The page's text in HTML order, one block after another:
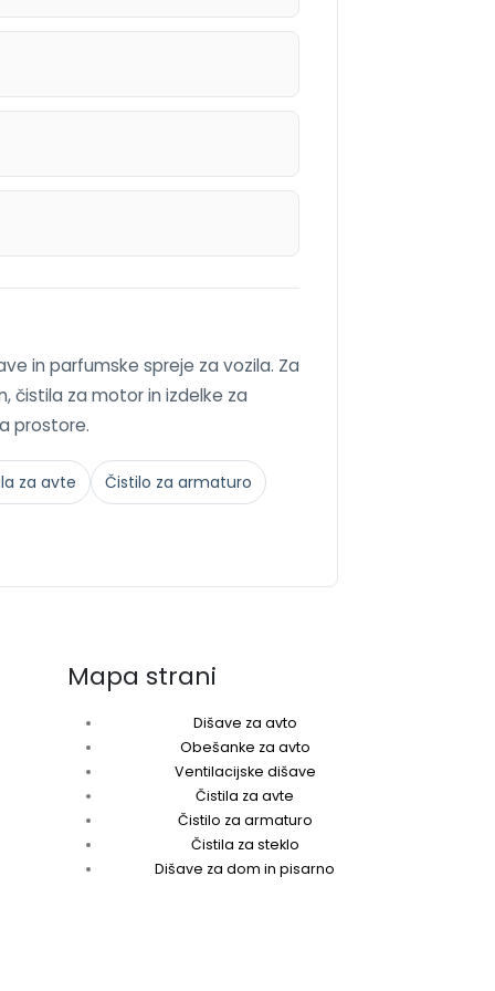
in parfumske spreje za vozila. Za
čistila za motor in izdelke za
prostore.
za avte Čistilo za armaturo
Mapa strani
Dišave za avto
Obešanke za avto
Ventilacijske dišave
Čistila za avte
Čistilo za armaturo
Čistila za steklo
Dišave za dom in pisarno